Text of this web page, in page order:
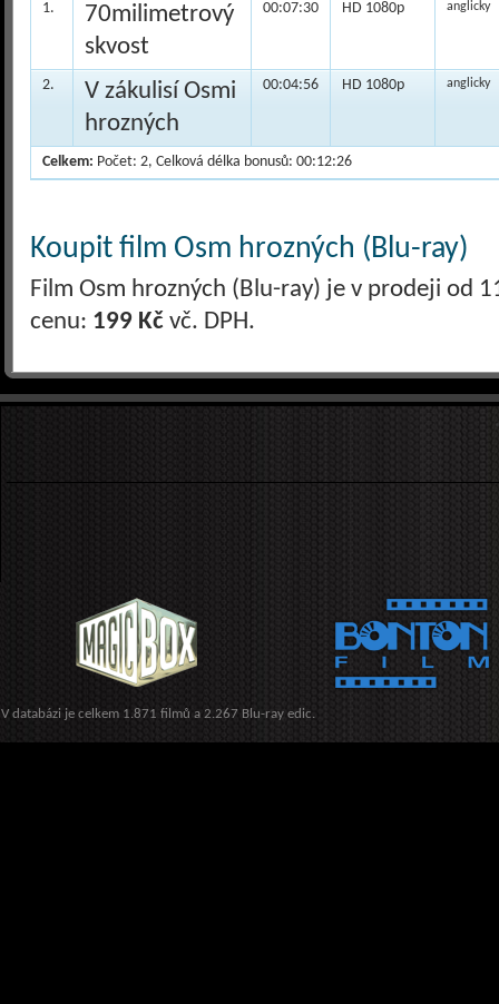
1.
70milimetrový
skvost
00:07:30 HD 1080p anglicky
2.
V zákulisí Osmi
hrozných
00:04:56 HD 1080p anglicky
Celkem: Počet: 2, Celková délka bonusů: 00:12:26
Koupit film Osm hrozných (Blu-ray)
Film Osm hrozných (Blu-ray) je v prodeji od
cenu: 199 Kč vč. DPH.
V databázi je celkem 1.871 filmů a 2.267 Blu-ray edic.